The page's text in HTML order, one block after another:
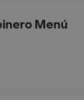
Menú